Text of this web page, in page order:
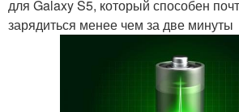
для Galaxy S5, который способен
зарядиться менее чем за две минуты